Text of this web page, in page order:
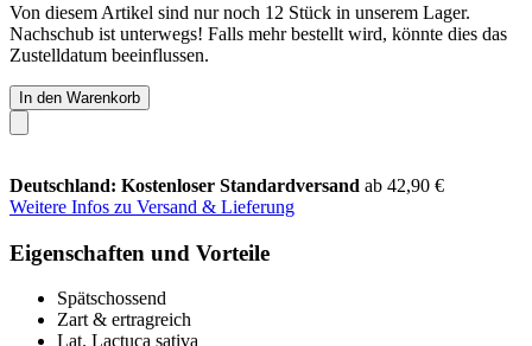
Von diesem Artikel sind nur noch 12 Stück in unserem Lager.
Nachschub ist unterwegs! Falls mehr bestellt wird, könnte dies das
Zustelldatum beeinflussen.
In den Warenkorb
Deutschland: Kostenloser Standardversand ab 42,90 €
Weitere Infos zu Versand & Lieferung
Eigenschaften und Vorteile
Spätschossend
Zart & ertragreich
Lat. Lactuca sativa